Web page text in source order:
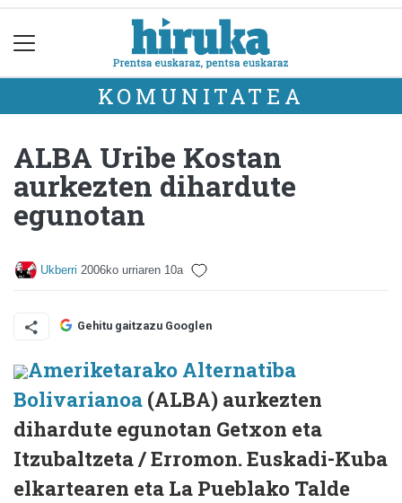
KOMUNITATEA
ALBA Uribe Kostan
aurkezten dihardute
egunotan
Ukberri 2006ko urriaren 10a
Gehitu gaitzazu Googlen
Ameriketarako Alternatiba
Bolivarianoa (ALBA) aurkezten
dihardute egunotan Getxon eta
Itzubaltzeta / Erromon. Euskadi-Kuba
elkartearen eta La Pueblako Talde